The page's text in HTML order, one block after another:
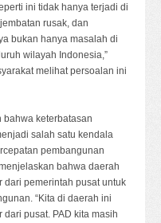
ini tidak hanya terjadi di
rusak, dan
bukan hanya masalah di
wilayah Indonesia,”
melihat persoalan ini
keterbatasan
salah satu kendala
pembangunan
bahwa daerah
dari pemerintah pusat untuk
“Kita di daerah ini
pusat. PAD kita masih